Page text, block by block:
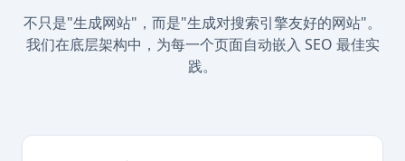
不只是"生成网站"，而是"生成对搜索引擎友好的网站"。
我们在底层架构中，为每一个页面自动嵌入 SEO 最佳实
践。